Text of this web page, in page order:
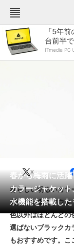
Fav-Logカテゴリ
TOP
インテリア・収納
ペット
工具・DIY
生活家電
空調・季節家電
「5年
台前半
ITmedia PC
春から梅雨に活
カラージャケッ
水機能を搭載し
X
春らしい明るいカラ
選ばない春のアウタ
色以外はほとんどの
選ばないブラックカ
もおすすめです。